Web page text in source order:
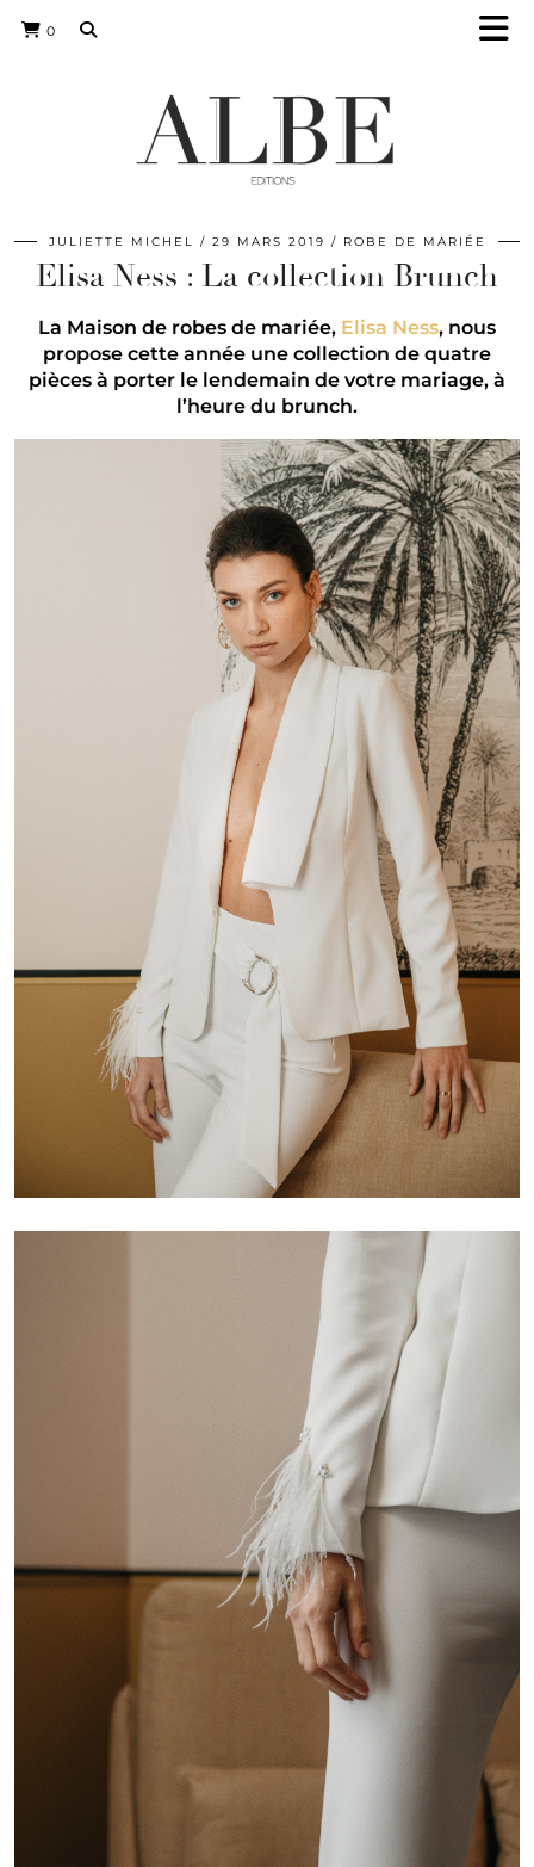
0
JULIETTE MICHEL 29 MARS 2019 ROBE DE MARIÉE
Elisa Ness : La collection Brunch
La Maison de robes de mariée, Elisa Ness, nous
propose cette année une collection de quatre
pièces à porter le lendemain de votre mariage, à
l’heure du brunch.